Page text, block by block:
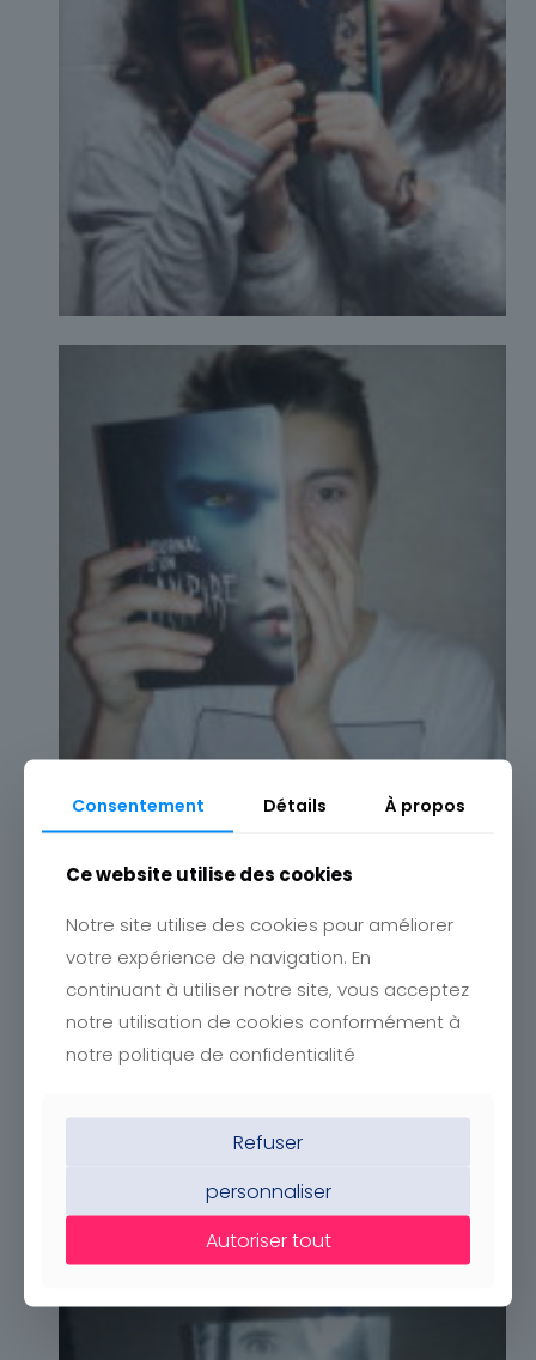
Consentement Détails À propos
Ce website utilise des cookies
Notre site utilise des cookies pour améliorer
votre expérience de navigation. En
continuant à utiliser notre site, vous acceptez
notre utilisation de cookies conformément à
notre politique de confidentialité
Refuser
personnaliser
Autoriser tout